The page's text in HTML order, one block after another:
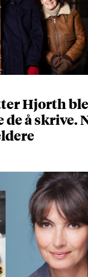
Hjorth
å skrive.